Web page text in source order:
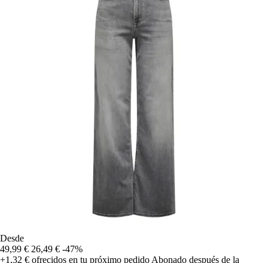
Desde
49,99 € 26,49 € -47%
+1,32 € ofrecidos en tu próximo pedido Abonado después de la